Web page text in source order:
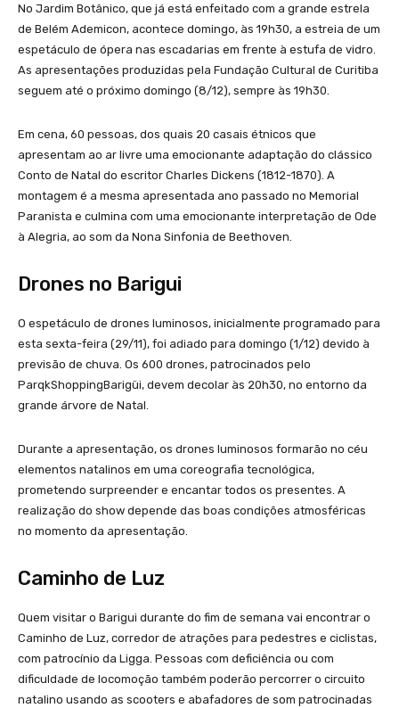
No Jardim Botânico, que já está enfeitado com a grande estrela
de Belém Ademicon, acontece domingo, às 19h30, a estreia de um
espetáculo de ópera nas escadarias em frente à estufa de vidro.
As apresentações produzidas pela Fundação Cultural de Curitiba
seguem até o próximo domingo (8/12), sempre às 19h30.
Em cena, 60 pessoas, dos quais 20 casais étnicos que
apresentam ao ar livre uma emocionante adaptação do clássico
Conto de Natal do escritor Charles Dickens (1812-1870). A
montagem é a mesma apresentada ano passado no Memorial
Paranista e culmina com uma emocionante interpretação de Ode
à Alegria, ao som da Nona Sinfonia de Beethoven.
Drones no Barigui
O espetáculo de drones luminosos, inicialmente programado para
esta sexta-feira (29/11), foi adiado para domingo (1/12) devido à
previsão de chuva. Os 600 drones, patrocinados pelo
ParqkShoppingBarigüi, devem decolar às 20h30, no entorno da
grande árvore de Natal.
Durante a apresentação, os drones luminosos formarão no céu
elementos natalinos em uma coreografia tecnológica,
prometendo surpreender e encantar todos os presentes. A
realização do show depende das boas condições atmosféricas
no momento da apresentação.
Caminho de Luz
Quem visitar o Barigui durante do fim de semana vai encontrar o
Caminho de Luz, corredor de atrações para pedestres e ciclistas,
com patrocínio da Ligga. Pessoas com deficiência ou com
dificuldade de locomoção também poderão percorrer o circuito
natalino usando as scooters e abafadores de som patrocinadas